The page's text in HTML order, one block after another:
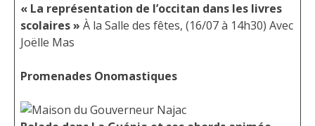
« La représentation de l’occitan dans les livres
scolaires » À la Salle des fêtes, (16/07 à 14h30) Avec
Joëlle Mas
Promenades Onomastiques